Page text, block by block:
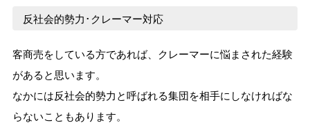
反社会的勢力･クレーマー対応
客商売をしている方であれば、クレーマーに悩まされた経験
があると思います。
なかには反社会的勢力と呼ばれる集団を相手にしなければな
らないこともあります。